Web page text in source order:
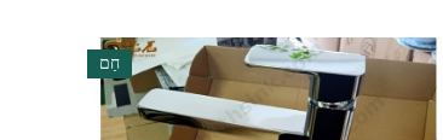
חַם